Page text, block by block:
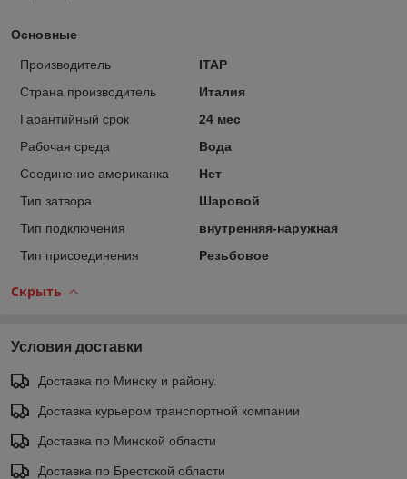
Основные
Производитель
ITAP
Страна производитель
Италия
Гарантийный срок
24 мес
Рабочая среда
Вода
Соединение американка
Нет
Тип затвора
Шаровой
Тип подключения
внутренняя-наружная
Тип присоединения
Резьбовое
Скрыть
Условия доставки
Доставка по Минску и району.
Доставка курьером транспортной компании
Доставка по Минской области
Доставка по Брестской области